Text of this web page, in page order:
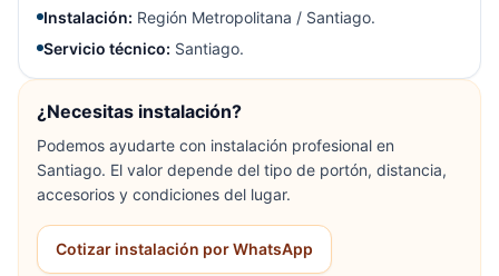
Instalación: Región Metropolitana / Santiago.
Servicio técnico: Santiago.
¿Necesitas instalación?
Podemos ayudarte con instalación profesional en
Santiago. El valor depende del tipo de portón, distancia,
accesorios y condiciones del lugar.
Cotizar instalación por WhatsApp